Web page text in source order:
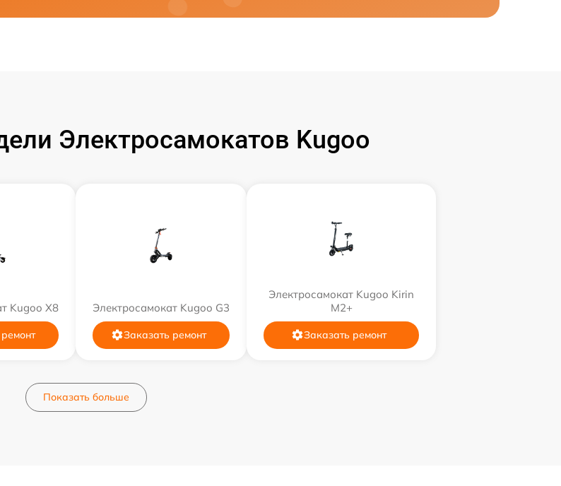
Электросамокатов Kugoo
Kugoo X8 Электросамокат Kugoo G3
Заказать ремонт
Электросамокат Kugoo Kirin
M2+
Заказать ремонт
Показать больше